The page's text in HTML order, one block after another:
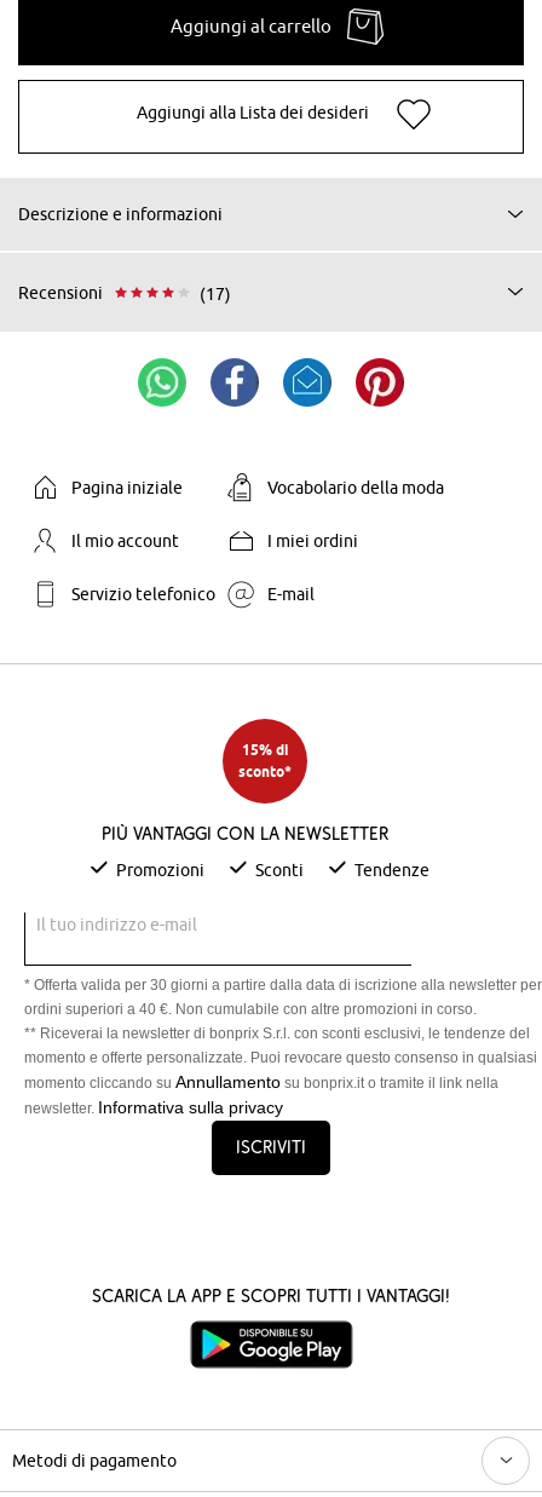
Aggiungi al carrello
Aggiungi alla Lista dei desideri
Descrizione e informazioni
Recensioni (17)
Pagina iniziale Vocabolario della moda
Il mio account I miei ordini
Servizio telefonico E-mail
15% di
sconto*
Più vantaggi con la newsletter
Promozioni Sconti Tendenze
Il tuo indirizzo e-mail
* Offerta valida per 30 giorni a partire dalla data di iscrizione alla newsletter per
ordini superiori a 40 €. Non cumulabile con altre promozioni in corso.
** Riceverai la newsletter di bonprix S.r.l. con sconti esclusivi, le tendenze del
momento e offerte personalizzate. Puoi revocare questo consenso in qualsiasi
momento cliccando su Annullamento su bonprix.it o tramite il link nella
newsletter. Informativa sulla privacy
Iscriviti
Scarica la App e scopri tutti i vantaggi!
Metodi di pagamento